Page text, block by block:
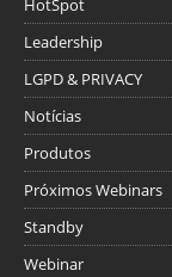
HotSpot
Leadership
LGPD & PRIVACY
Notícias
Produtos
Próximos Webinars
Standby
Webinar